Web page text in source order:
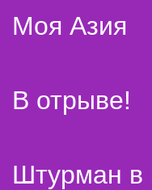
Моя Азия
В отрыве!
Штурман в